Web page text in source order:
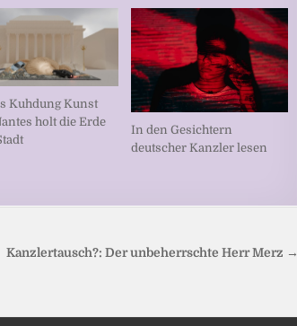
Kuhdung Kunst
holt die Erde
In den Gesichtern
deutscher Kanzler lesen
Kanzlertausch?: Der unbeherrschte Herr Merz →